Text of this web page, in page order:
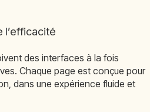
l’efficacité
des interfaces à la fois
Chaque page est conçue pour
dans une expérience fluide et